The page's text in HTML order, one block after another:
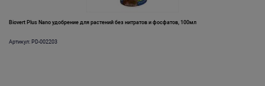
Biovert Plus Nano удобрение для растений без нитратов и фосфатов, 100мл
Артикул: PD-002203